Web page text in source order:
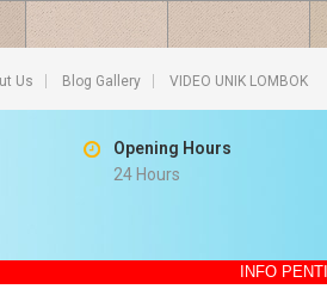
Us Blog Gallery VIDEO UNIK LOMBOK
Opening Hours
24 Hours
INFO PENTING: